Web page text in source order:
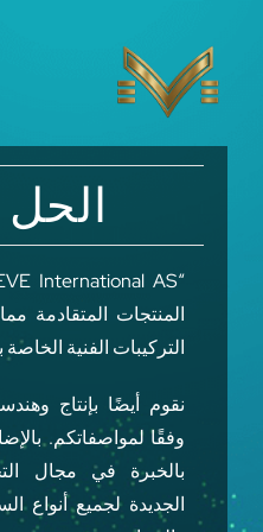
content
المنتجات المتقادمة
التركيبات الفنية
نقوم أيضًا بإنتاج
بالخبرة في مجال
الجديدة لجميع أنواع